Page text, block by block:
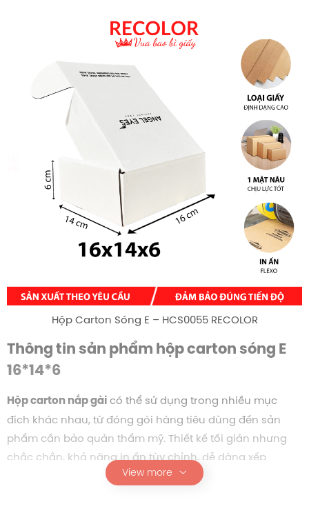
Hộp Carton Sóng E – HCS0055 RECOLOR
Thông tin sản phẩm hộp carton sóng E
16*14*6
Hộp carton nắp gài có thể sử dụng trong nhiều mục
đích khác nhau, từ đóng gói hàng tiêu dùng đến sản
phẩm cần bảo quản thẩm mỹ. Thiết kế tối giản nhưng
chắc chắn, khả năng in ấn tùy chỉnh, dễ dàng xếp
chồng hoặc lưu trữ là những yếu tố giúp mẫu hộp này
View more